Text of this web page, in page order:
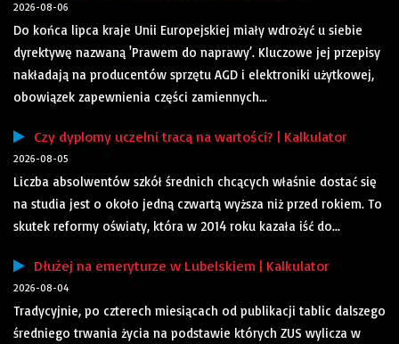
2026-08-06
Do końca lipca kraje Unii Europejskiej miały wdrożyć u siebie
dyrektywę nazwaną 'Prawem do naprawy’. Kluczowe jej przepisy
nakładają na producentów sprzętu AGD i elektroniki użytkowej,
obowiązek zapewnienia części zamiennych...
Czy dyplomy uczelni tracą na wartości? | Kalkulator
2026-08-05
Liczba absolwentów szkół średnich chcących właśnie dostać się
na studia jest o około jedną czwartą wyższa niż przed rokiem. To
skutek reformy oświaty, która w 2014 roku kazała iść do...
Dłużej na emeryturze w Lubelskiem | Kalkulator
2026-08-04
Tradycyjnie, po czterech miesiącach od publikacji tablic dalszego
średniego trwania życia na podstawie których ZUS wylicza w